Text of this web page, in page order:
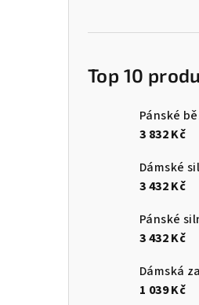
Top 10
3 832 Kč
3 432 Kč
3 432 Kč
1 039 Kč